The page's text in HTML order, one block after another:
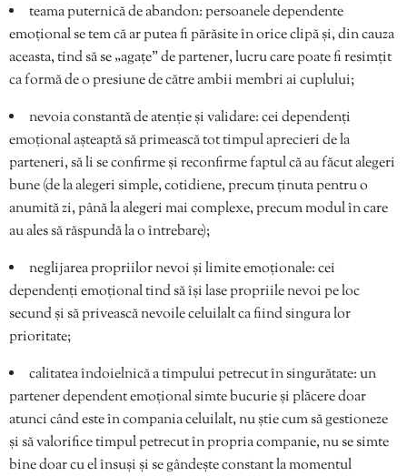
teama puternică de abandon: persoanele dependente
emoțional se tem că ar putea fi părăsite în orice clipă și, din cauza
aceasta, tind să se „agațe” de partener, lucru care poate fi resimțit
ca formă de o presiune de către ambii membri ai cuplului;
nevoia constantă de atenție și validare: cei dependenți
emoțional așteaptă să primească tot timpul aprecieri de la
parteneri, să li se confirme și reconfirme faptul că au făcut alegeri
bune (de la alegeri simple, cotidiene, precum ținuta pentru o
anumită zi, până la alegeri mai complexe, precum modul în care
au ales să răspundă la o întrebare);
neglijarea propriilor nevoi și limite emoționale: cei
dependenți emoțional tind să își lase propriile nevoi pe loc
secund și să privească nevoile celuilalt ca fiind singura lor
prioritate;
calitatea îndoielnică a timpului petrecut în singurătate: un
partener dependent emoțional simte bucurie și plăcere doar
atunci când este în compania celuilalt, nu știe cum să gestioneze
și să valorifice timpul petrecut în propria companie, nu se simte
bine doar cu el însuși și se gândește constant la momentul